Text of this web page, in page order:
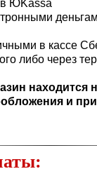
ЮKassa
в кассе
либо через
находится
и